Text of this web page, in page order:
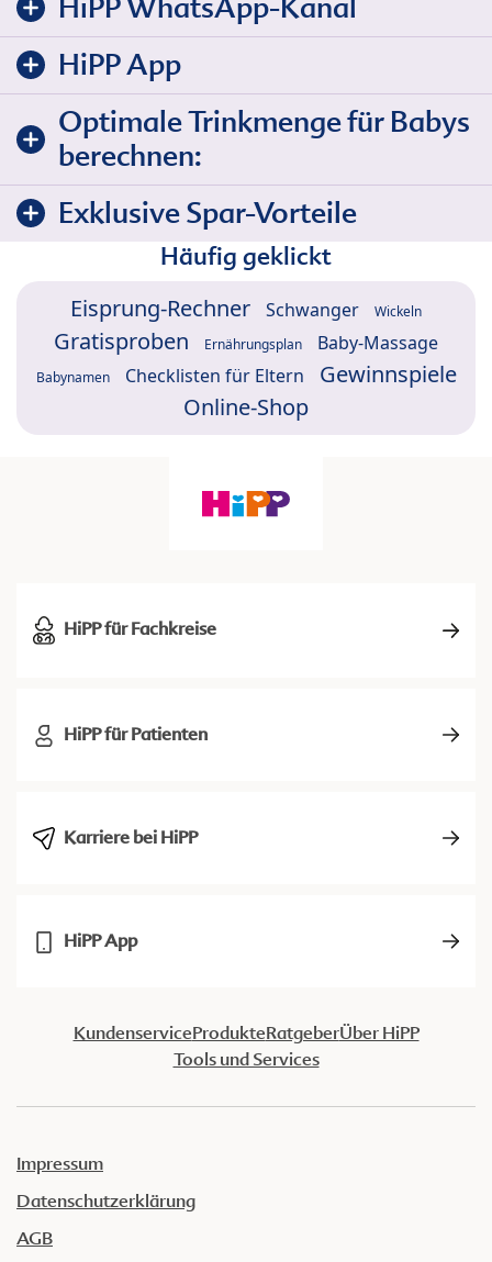
HiPP App
Optimale Trinkmenge für Babys
berechnen:
Exklusive Spar-Vorteile
Häufig geklickt
Eisprung-Rechner Schwanger Wickeln
Gratisproben Ernährungsplan Baby-Massage
Babynamen Checklisten für Eltern
Gewinnspiele
Online-Shop
HiPP für Fachkreise
HiPP für Patienten
Karriere bei HiPP
HiPP App
KundenserviceProdukteRatgeberÜber HiPP
Tools und Services
Impressum
Datenschutzerklärung
AGB